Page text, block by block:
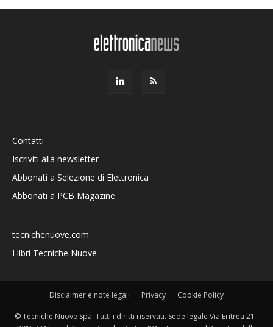
Contatti
Iscriviti alla newsletter
Abbonati a Selezione di Elettronica
Abbonati a PCB Magazine
tecnichenuove.com
I libri Tecniche Nuove
Disclaimer e note legali Privacy Cookie Policy
© Tecniche Nuove Spa. Tutti i diritti riservati. Sede legale Via Eritrea 21 -